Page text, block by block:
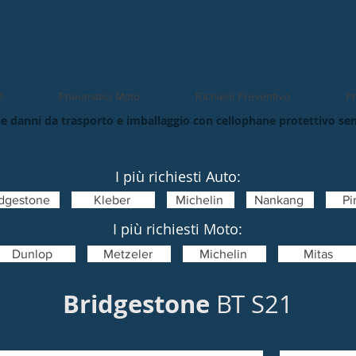
Pneumatici Moto Richiedi Preventivo
danni da trasporto e imballaggio con cellophane protettivo
I più richiesti Auto:
Kleber Michelin Nankang
I più richiesti Moto:
Dunlop Metzeler Michelin Mitas
Bridgestone BT S21